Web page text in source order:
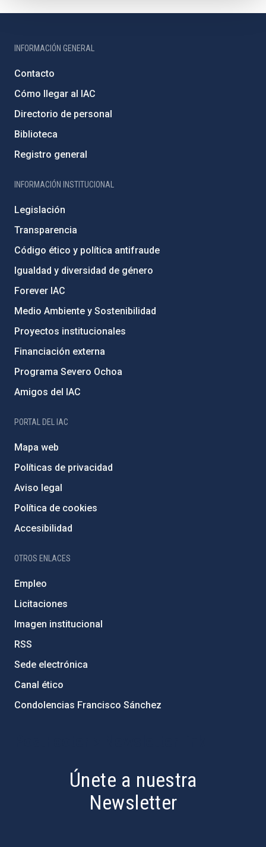
INFORMACIÓN GENERAL
Contacto
Cómo llegar al IAC
Directorio de personal
Biblioteca
Registro general
INFORMACIÓN INSTITUCIONAL
Legislación
Transparencia
Código ético y política antifraude
Igualdad y diversidad de género
Forever IAC
Medio Ambiente y Sostenibilidad
Proyectos institucionales
Financiación externa
Programa Severo Ochoa
Amigos del IAC
PORTAL DEL IAC
Mapa web
Políticas de privacidad
Aviso legal
Política de cookies
Accesibilidad
OTROS ENLACES
Empleo
Licitaciones
Imagen institucional
RSS
Sede electrónica
Canal ético
Condolencias Francisco Sánchez
Únete a nuestra
Newsletter